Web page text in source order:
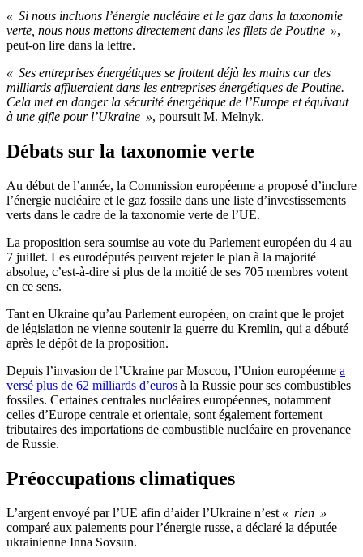
« Si nous incluons l’énergie nucléaire et le gaz dans la taxonomie
verte, nous nous mettons directement dans les filets de Poutine »,
peut-on lire dans la lettre.
« Ses entreprises énergétiques se frottent déjà les mains car des
milliards afflueraient dans les entreprises énergétiques de Poutine.
Cela met en danger la sécurité énergétique de l’Europe et équivaut
à une gifle pour l’Ukraine », poursuit M. Melnyk.
Débats sur la taxonomie verte
Au début de l’année, la Commission européenne a proposé d’inclure
l’énergie nucléaire et le gaz fossile dans une liste d’investissements
verts dans le cadre de la taxonomie verte de l’UE.
La proposition sera soumise au vote du Parlement européen du 4 au
7 juillet. Les eurodéputés peuvent rejeter le plan à la majorité
absolue, c’est-à-dire si plus de la moitié de ses 705 membres votent
en ce sens.
Tant en Ukraine qu’au Parlement européen, on craint que le projet
de législation ne vienne soutenir la guerre du Kremlin, qui a débuté
après le dépôt de la proposition.
Depuis l’invasion de l’Ukraine par Moscou, l’Union européenne a
versé plus de 62 milliards d’euros à la Russie pour ses combustibles
fossiles. Certaines centrales nucléaires européennes, notamment
celles d’Europe centrale et orientale, sont également fortement
tributaires des importations de combustible nucléaire en provenance
de Russie.
Préoccupations climatiques
L’argent envoyé par l’UE afin d’aider l’Ukraine n’est « rien »
comparé aux paiements pour l’énergie russe, a déclaré la députée
ukrainienne Inna Sovsun.